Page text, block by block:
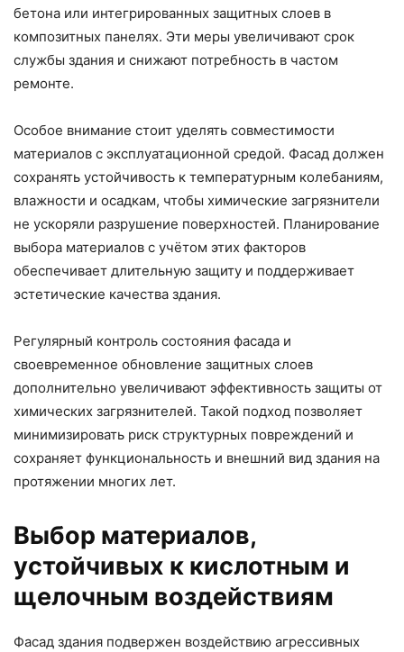
бетона или интегрированных защитных слоев в
композитных панелях. Эти меры увеличивают срок
службы здания и снижают потребность в частом
ремонте.
Особое внимание стоит уделять совместимости
материалов с эксплуатационной средой. Фасад должен
сохранять устойчивость к температурным колебаниям,
влажности и осадкам, чтобы химические загрязнители
не ускоряли разрушение поверхностей. Планирование
выбора материалов с учётом этих факторов
обеспечивает длительную защиту и поддерживает
эстетические качества здания.
Регулярный контроль состояния фасада и
своевременное обновление защитных слоев
дополнительно увеличивают эффективность защиты от
химических загрязнителей. Такой подход позволяет
минимизировать риск структурных повреждений и
сохраняет функциональность и внешний вид здания на
протяжении многих лет.
Выбор материалов,
устойчивых к кислотным и
щелочным воздействиям
Фасад здания подвержен воздействию агрессивных